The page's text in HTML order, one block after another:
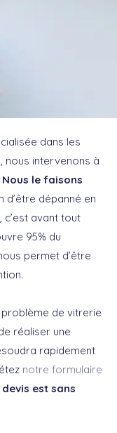
dans les
nous intervenons à
Nous le faisons
d’être dépanné en
c’est avant tout
95% du
permet d’être
de vitrerie
réaliser une
rapidement
notre formulaire
devis est sans